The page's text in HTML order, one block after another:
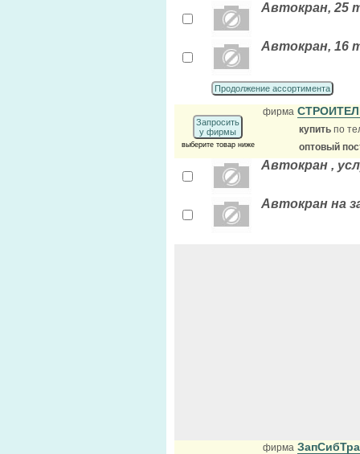
Автокран, 25
Автокран, 16
Продолжение ассортимента
Запросить
у фирмы
выберите товар ниже
фирма
купить по
оптовый
Автокран ,
Автокран на
фирма